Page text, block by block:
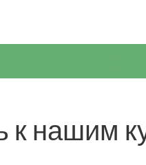
к нашим